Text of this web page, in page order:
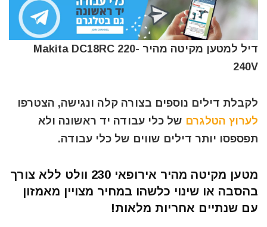
דיל למטען מקיטה מהיר Makita DC18RC 220-
240V
לקבלת דילים נוספים בצורה קלה ונגישה, הצטרפו
לערוץ הטלגרם של כלי עבודה יד ראשונה ולא
תפספסו יותר דילים שווים של כלי עבודה.
מטען מקיטה מהיר אירופאי 230 וולט ללא צורך
בהסבה או שינוי כלשהו במחיר מצויין מאמזון
עם שנתיים אחריות מלאות!